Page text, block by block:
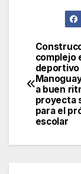
de
complejo
deportivo
a buen
proyecta
para el
escolar